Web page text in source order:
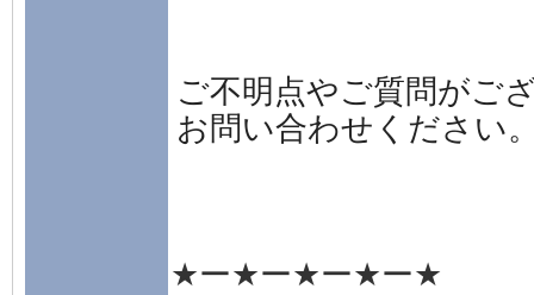
ご不明点やご質問がご
お問い合わせください
★ー★ー★ー★ー★